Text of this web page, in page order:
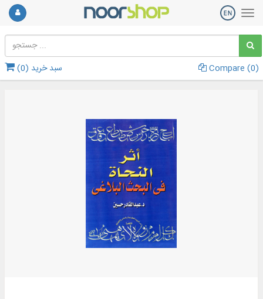
سبد خرید (0
) Compare (0)